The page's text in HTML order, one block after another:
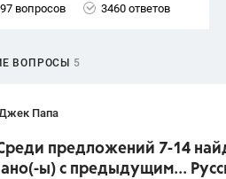
вопросов 3460 ответов
ВОПРОСЫ 5
Папа
предложений 7-14
ы) с предыдущим...